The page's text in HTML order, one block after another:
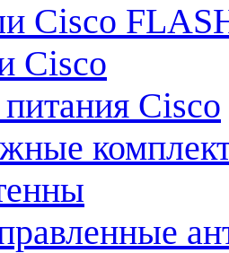
Cisco
Cisco
Cisco